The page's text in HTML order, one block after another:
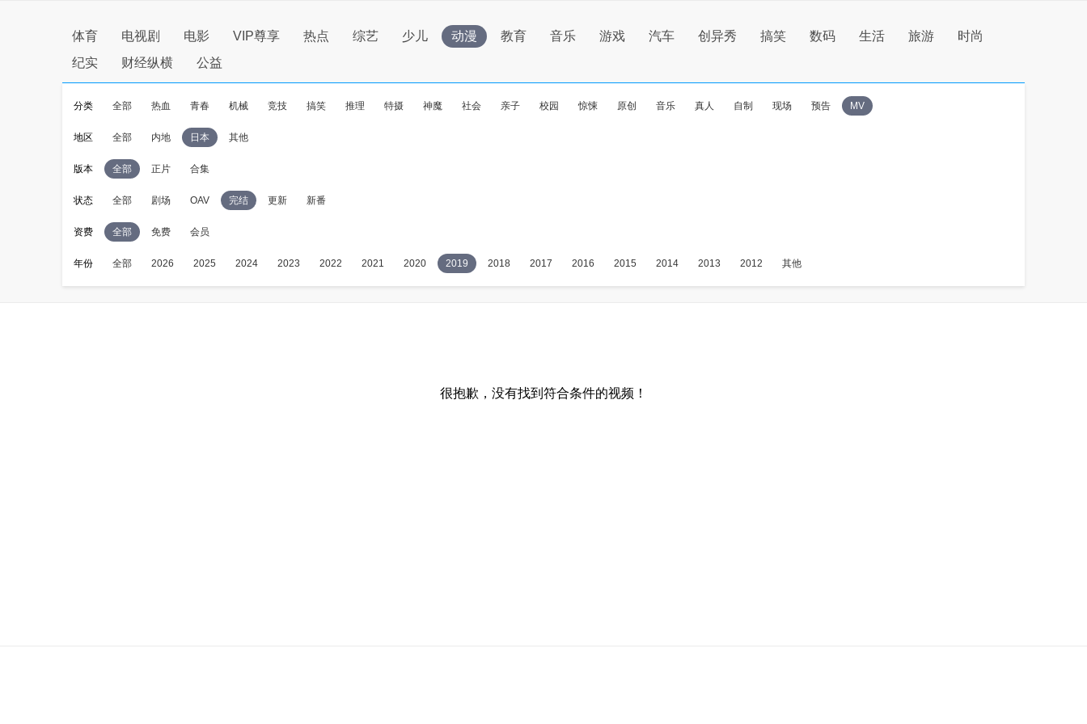
体育 电视剧 电影 VIP尊享 热点 综艺 少儿 动漫 教育 音乐 游戏 汽车 创异秀 搞笑 数码 生活 旅游
时尚
纪实
财经纵横 公益
分类 全部 热血 青春 机械 竞技 搞笑 推理 特摄 神魔 社会 亲子 校园 惊悚 原创 音乐 真人 自制 现场 预告 MV
地区 全部 内地 日本 其他
版本 全部 正片 合集
状态 全部 剧场 OAV 完结 更新 新番
资费 全部 免费 会员
年份 全部 2026 2025 2024 2023 2022 2021 2020 2019 2018 2017 2016 2015 2014 2013 2012 其他
很抱歉，没有找到符合条件的视频！